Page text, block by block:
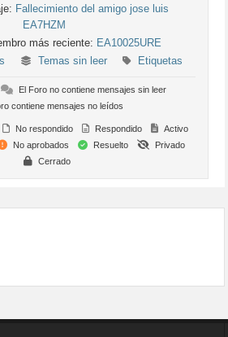
Fallecimiento del amigo jose luis
EA7HZM
más reciente: EA10025URE
Temas sin leer Etiquetas
El Foro no contiene mensajes sin leer
contiene mensajes no leídos
No respondido Respondido
Activo
No aprobados Resuelto
Privado
Cerrado